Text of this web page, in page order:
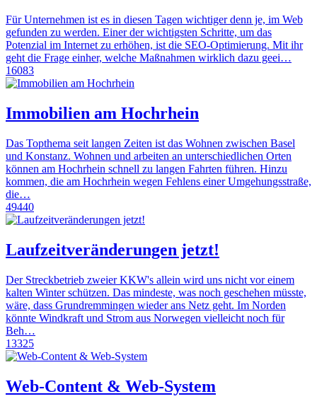
Für Unternehmen ist es in diesen Tagen wichtiger denn je, im Web
gefunden zu werden. Einer der wichtigsten Schritte, um das
Potenzial im Internet zu erhöhen, ist die SEO-Optimierung. Mit ihr
geht die Frage einher, welche Maßnahmen wirklich dazu geei…
16083
Immobilien am Hochrhein
Das Topthema seit langen Zeiten ist das Wohnen zwischen Basel
und Konstanz. Wohnen und arbeiten an unterschiedlichen Orten
können am Hochrhein schnell zu langen Fahrten führen. Hinzu
kommen, die am Hochrhein wegen Fehlens einer Umgehungsstraße,
die…
49440
Laufzeitveränderungen jetzt!
Der Streckbetrieb zweier KKW's allein wird uns nicht vor einem
kalten Winter schützen. Das mindeste, was noch geschehen müsste,
wäre, dass Grundremmingen wieder ans Netz geht. Im Norden
könnte Windkraft und Strom aus Norwegen vielleicht noch für
Beh…
13325
Web-Content & Web-System